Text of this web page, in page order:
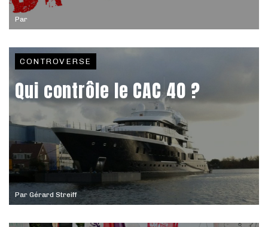
Par
Par Gérard Streiff
CONTROVERSE
Qui contrôle le CAC 40 ?